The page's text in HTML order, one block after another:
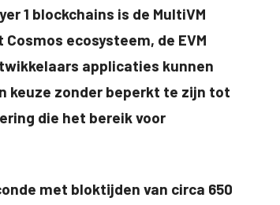
1 blockchains is de MultiVM
ecosysteem, de EVM
applicaties kunnen
keuze zonder beperkt te zijn tot
die het bereik voor
met bloktijden van circa 650